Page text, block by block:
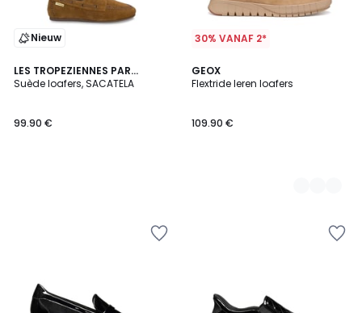
Nieuw
LES TROPEZIENNES PAR
M.BELARBI
Suède loafers, SACATELA
99.90 €
30% VANAF 2*
GEOX
Flextride leren loafers
109.90 €
2
Kleuren